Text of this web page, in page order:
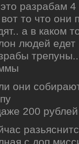
разрабам 4
то что они
а в каком
людей едет
они
200